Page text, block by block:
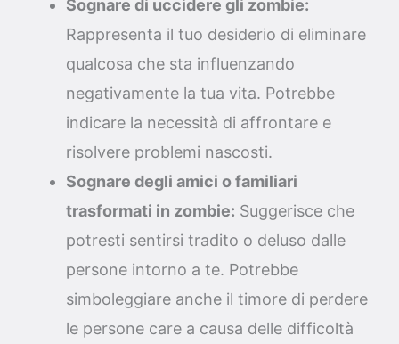
Sognare di uccidere gli zombie:
Rappresenta il tuo desiderio di eliminare
qualcosa che sta influenzando
negativamente la tua vita. Potrebbe
indicare la necessità di affrontare e
risolvere problemi nascosti.
Sognare degli amici o familiari
trasformati in zombie: Suggerisce che
potresti sentirsi tradito o deluso dalle
persone intorno a te. Potrebbe
simboleggiare anche il timore di perdere
le persone care a causa delle difficoltà